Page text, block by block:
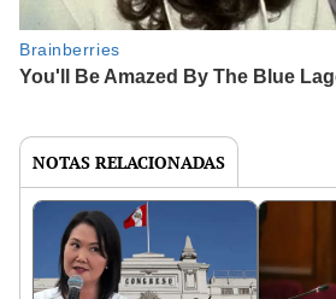
NOTAS RELACIONADAS